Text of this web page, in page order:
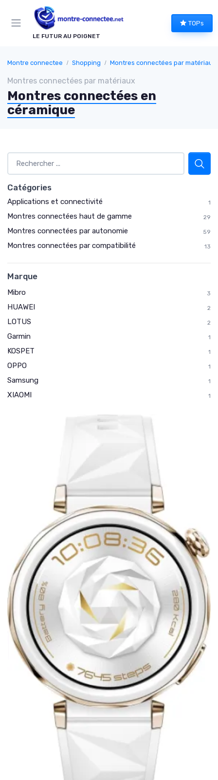
LE FUTUR AU POIGNET
TOPs
Montre connectee Shopping Montres connectées par matériaux
Montres connectées par matériaux
Montres connectées en
céramique
Catégories
Applications et connectivité 1
Montres connectées haut de gamme 29
Montres connectées par autonomie 59
Montres connectées par compatibilité 13
Marque
Mibro 3
HUAWEI 2
LOTUS 2
Garmin 1
KOSPET 1
OPPO 1
Samsung 1
XIAOMI 1
Panneau de gestion des cookies